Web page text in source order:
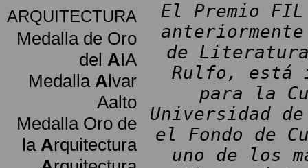
ARQUITECTURA
Medalla de Oro
del AIA
Medalla Alvar
Aalto
Medalla Oro de
la Arquitectura
El Premio
de
Rulfo, está
para la
Universidad
el Fondo de
uno de los